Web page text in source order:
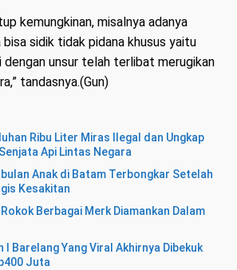
kemungkinan, misalnya adanya
sidik tidak pidana khusus yaitu
dengan unsur telah terlibat merugikan
tandasnya.(Gun)
Ribu Liter Miras Ilegal dan Ungkap
Api Lintas Negara
Anak di Batam Terbongkar Setelah
Kesakitan
Berbagai Merk Diamankan Dalam
I Barelang Yang Viral Akhirnya Dibekuk
Juta